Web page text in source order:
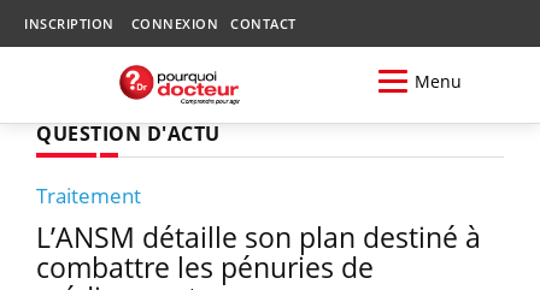
INSCRIPTION CONNEXION CONTACT
Menu
QUESTION D'ACTU
Traitement
L’ANSM détaille son plan destiné à
combattre les pénuries de